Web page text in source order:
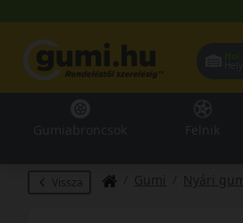
Vissza Gumi Nyári gumi